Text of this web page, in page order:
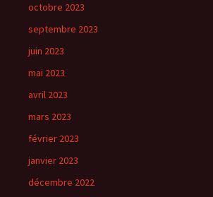
octobre 2023
septembre 2023
juin 2023
mai 2023
avril 2023
mars 2023
février 2023
janvier 2023
décembre 2022